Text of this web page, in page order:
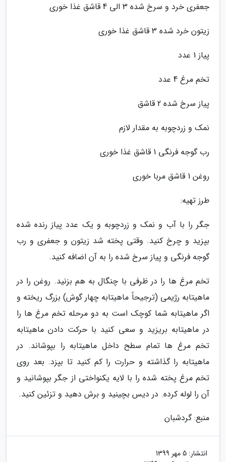
جعفری خرد و سرخ شده 3 الی 4 قاشق غذا خوری
زیتون خرد شده 3 قاشق غذا خوری
پیاز 1 عدد
تخم مرغ 4 عدد
پیاز سرخ شده 2 قاشق
نمک و زردچوبه به مقدار لازم
رب گوجه فرنگی 1 قاشق غذا خوری
روغن 1 قاشق مربا خوری
طرز تهیه:
جگر را با آب و نمک و زردچوبه و یک عدد پیاز رنده شده
بپزید و چرخ کنید. وقتی پخته شد زیتون و جعفری و رب
گوجه فرنگی و پیاز سرخ شده را به آن اضافه کنید.
تخم مرغ ها را در ظرفی با چنگال به هم بزنید. روغن را در
ماهیتابه رژیمی (ترجیحاً ماهیتابه چهار گوش) بزرگ ریخته و
اگر ماهیتابه شما کوچک است به دو مرحله تخم مرغ ها را
در ماهیتابه بریزید و سعی کنید با حرکت دادن ماهیتابه
تخم مرغ ها تمام سطح داخل ماهیتابه را بپوشاند. در
ماهیتابه را گذاشته و حرارت را کم کنید تا بپزد. بعد روی
تخم مرغ پخته شده را با لایه یکنواختی از جگر بپوشانید و
آن را لوله کرده. در دیس بچینید و برش دهید و تزئین کنید.
منبع: گردشبان
انتشار: 5 مهر 1399